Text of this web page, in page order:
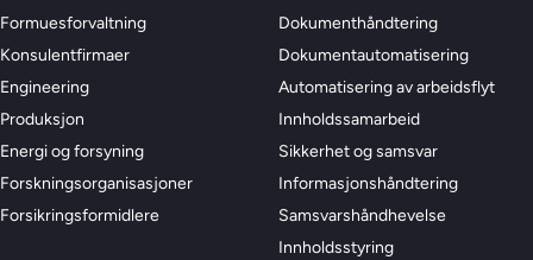
Formuesforvaltning
Konsulentfirmaer
Engineering
Produksjon
Energi og forsyning
Forskningsorganisasjoner
Forsikringsformidlere
Dokumenthåndtering
Dokumentautomatisering
Automatisering av arbeidsflyt
Innholdssamarbeid
Sikkerhet og samsvar
Informasjonshåndtering
Samsvarshåndhevelse
Innholdsstyring